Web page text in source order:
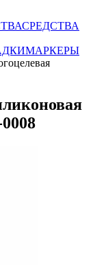
СРЕДСТВА
МАРКЕРЫ